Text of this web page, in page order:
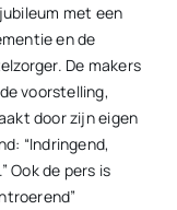
met een
en de
De makers
voorstelling,
door zijn eigen
“Indringend,
Ook de pers is